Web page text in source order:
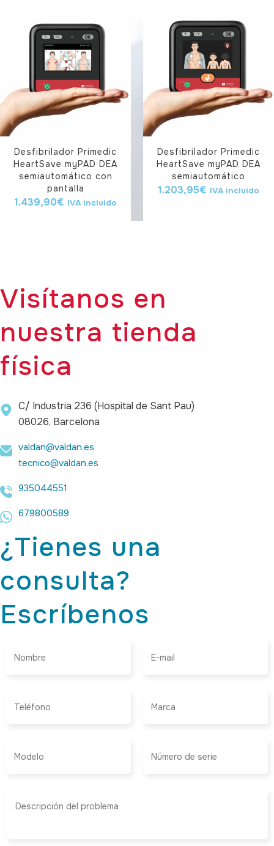
Desfibrilador Primedic
HeartSave myPAD DEA
semiautomático con
pantalla
1.439,90€ IVA incluido
Desfibrilador Primedic
HeartSave myPAD DEA
semiautomático
1.203,95€ IVA incluido
Visítanos en
nuestra tienda
física
C/ Industria 236 (Hospital de Sant Pau)
08026, Barcelona
valdan@valdan.es
tecnico@valdan.es
935044551
679800589
¿Tienes una
consulta?
Escríbenos